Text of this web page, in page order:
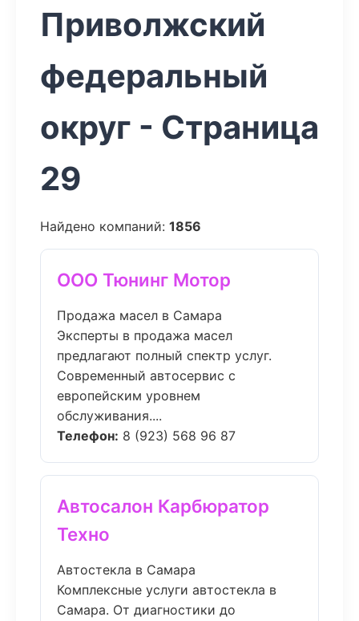
Приволжский
федеральный
округ - Страница
29
Найдено компаний: 1856
ООО Тюнинг Мотор
Продажа масел в Самара
Эксперты в продажа масел
предлагают полный спектр услуг.
Современный автосервис с
европейским уровнем
обслуживания....
Телефон: 8 (923) 568 96 87
Автосалон Карбюратор
Техно
Автостекла в Самара
Комплексные услуги автостекла в
Самара. От диагностики до